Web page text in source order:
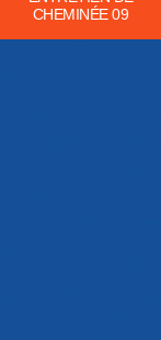
CHEMINÉE 09